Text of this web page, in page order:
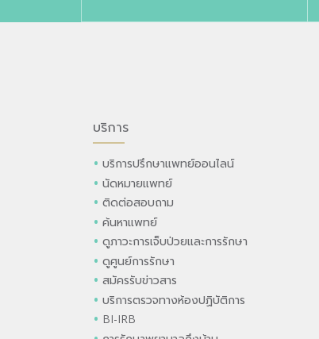
บริการ
บริการปรึกษาแพทย์ออนไลน์
นัดหมายแพทย์
ติดต่อสอบถาม
ค้นหาแพทย์
ดูภาวะการเจ็บป่วยและการรักษา
ดูศูนย์การรักษา
สมัครรับข่าวสาร
บริการตรวจทางห้องปฏิบัติการ
BI-IRB